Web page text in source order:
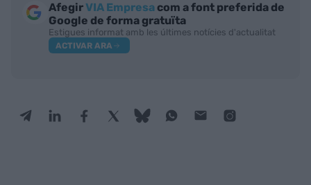
AfegirVIA Empresa com a font preferida de
Google de forma gratuïta
Estigues informat amb les últimes notícies d'actualitat
ACTIVAR ARA